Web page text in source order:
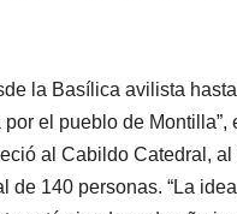
la Basílica avilista
el pueblo de
al Cabildo Catedral,
140 personas. “La